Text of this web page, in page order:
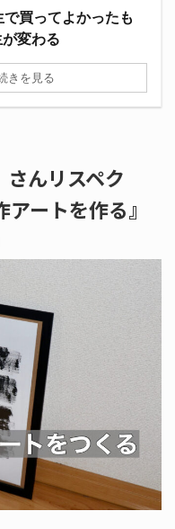
買ってよかったも
変わる
きを見る
んリスペク
ートを作る』